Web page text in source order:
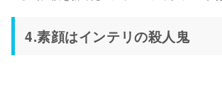
4.素顔はインテリの殺人鬼